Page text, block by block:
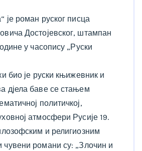
је роман руског писца
Достојевског, штампан
у часопису „Руски
био је руски књижевник и
дјела баве се стањем
политичкој,
атмосфери Русије 19.
и религиозним
романи су: „Злочин и